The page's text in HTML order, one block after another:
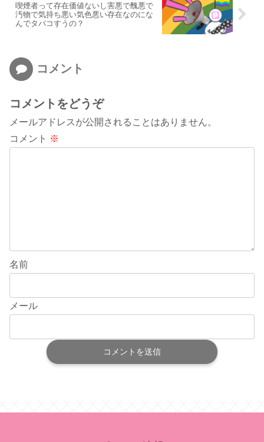
喫煙者って存在価値ないし害悪で醜悪で
汚物で気持ち悪い気色悪い存在なのにな
んでタバコすうの？
コメント
コメントをどうぞ
メールアドレスが公開されることはありません。
コメント ※
名前
メール